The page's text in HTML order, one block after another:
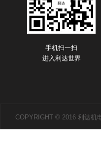
手机扫一扫
进入利达世界
COPYRIGHT © 2016 利达机